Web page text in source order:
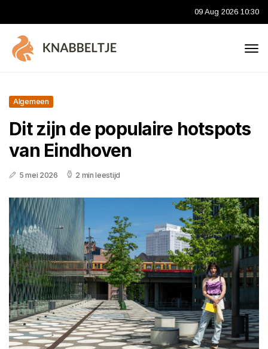
09 Aug 2026 10:30
Algemeen
Dit zijn de populaire hotspots
van Eindhoven
5 mei 2026 2 min leestijd